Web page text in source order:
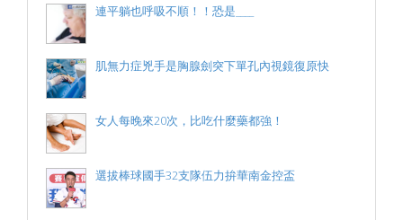
連平躺也呼吸不順！！恐是____
肌無力症兇手是胸腺劍突下單孔內視鏡復原快
女人每晚來20次，比吃什麼藥都強！
選拔棒球國手32支隊伍力拚華南金控盃